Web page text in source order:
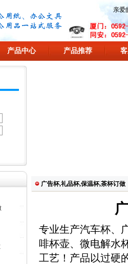
亲爱
产品中心 产品推荐
广告杯,礼品杯,保温杯,茶杯订做
专业生产汽车杯、
啡杯壶、微电解水
工艺！产品以过硬